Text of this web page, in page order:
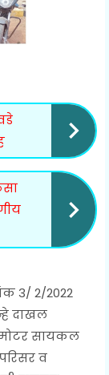
3/ 2/2022
दाखल
मोटर सायकल
व